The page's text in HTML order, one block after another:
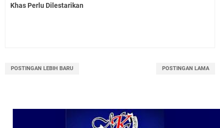
Khas Perlu Dilestarikan
POSTINGAN LEBIH BARU POSTINGAN LAMA